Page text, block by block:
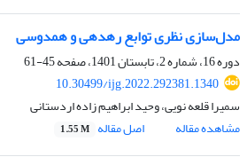
مدل‌سازی نظری توابع رهدهی و همدوسی
دوره 16، شماره 2، تابستان 1401، صفحه
45-61
10.30499/ijg.2022.292381.1340
سمیرا قلعه نویی، وحید ابراهیم زاده اردستانی
مشاهده مقاله
اصل مقاله 1.55 M